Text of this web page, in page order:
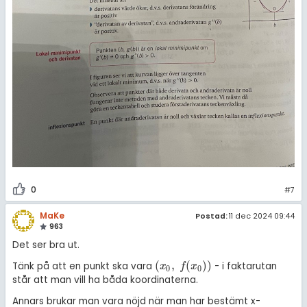
0 #7
MaKe
963
Postad:11 dec 2024 09:44
Det ser bra ut.
Tänk på att en punkt ska vara (x0 , f(x0))
x0, f x0)
- i faktarutan
står att man vill ha båda koordinaterna.
Annars brukar man vara nöjd när man har bestämt x-